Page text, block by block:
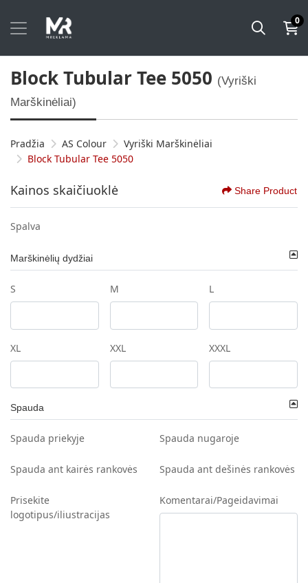
0
Block Tubular Tee 5050 (Vyriški
Marškinėliai)
Pradžia AS Colour
Vyriški Marškinėliai
Block Tubular Tee 5050
Kainos skaičiuoklė Share Product
Spalva
Marškinėlių dydžiai
S M L
XL XXL XXXL
Spauda
Spauda priekyje Spauda nugaroje
Spauda ant kairės rankovės Spauda ant dešinės rankovės
Prisekite
logotipus/iliustracijas
Komentarai/Pageidavimai